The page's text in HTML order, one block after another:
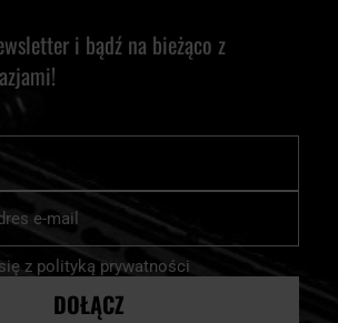
i bądź na bieżąco z
z polityką prywatności
DOŁĄCZ